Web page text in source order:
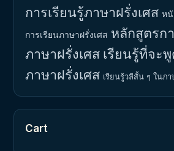
การเรียนรู้ภาษาฝรั่งเศส หนั
การเรียนภาษาฝรั่งเศส หลักสูตรก
ภาษาฝรั่งเศส เรียนรู้ที่จะ
ภาษาฝรั่งเศส เรียนรู้วลีสั้น ๆ ในภ
Cart